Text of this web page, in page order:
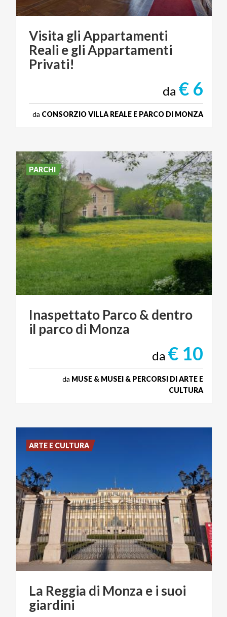
Visita gli Appartamenti
Reali e gli Appartamenti
Privati!
da € 6
da CONSORZIO VILLA REALE E PARCO DI MONZA
Inaspettato Parco& dentro
il parcodi Monza
da € 10
da MUSE & MUSEI & PERCORSI DI ARTE E
CULTURA
PARCHI
La Reggia di Monza e i suoi
giardini
ARTE E CULTURA